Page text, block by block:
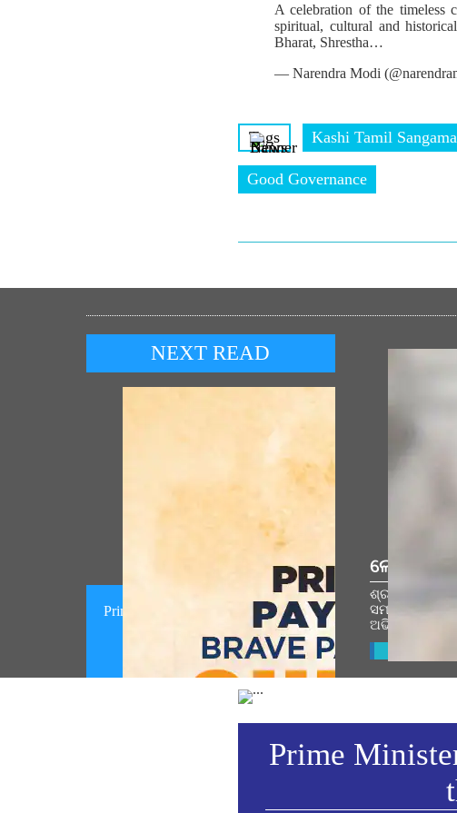
A celebration of the timeless
spiritual, cultural and
Bharat, Shrestha…
— Narendra Modi
Tags Kashi Tamil
Good Governance
NEXT READ
Prime Minister pays homage to brave
participants of the Quit India
Movement (August 09, 2026)
ଲୋକପ୍ରିୟ
ଶ୍ରୀରାମ
ସମାରୋହରେ
ଅଭିଭାଷଣ
Prime